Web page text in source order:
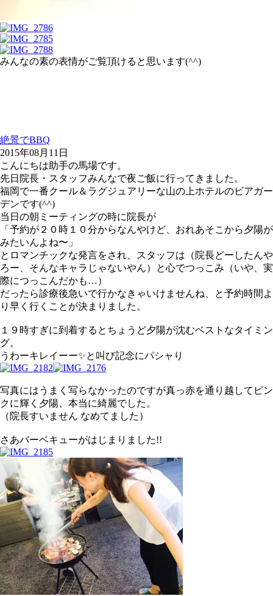
みんなの素の表情がご覧頂けると思います(^^)
絶景でBBQ
2015年08月11日
こんにちは助手の馬場です。
先日院長・スタッフみんなで夜ご飯に行ってきました。
福岡で一番クール＆ラグジュアリーな山の上ホテルのビアガー
デンです(^^)
当日の朝ミーティングの時に院長が
「予約が２０時１０分からなんやけど、おれあそこから夕陽が
みたいんよね〜」
とロマンチックな発言をされ、スタッフは（院長どーしたんや
ろー、そんなキャラじゃないやん）と心でつっこみ（いや、実
際につっこんだかも…）
だったら診療後急いで行かなきゃいけませんね、と予約時間よ
り早く行くことが決まりました。
１９時すぎに到着するとちょうど夕陽が沈むベストなタイミン
グ。
うわーキレイーー✨と叫び記念にパシャり
写真にはうまく写らなかったのですが真っ赤を通り越してピン
クに輝く夕陽、本当に綺麗でした。
（院長すいません なめてました）
さあバーベキューがはじまりました!!